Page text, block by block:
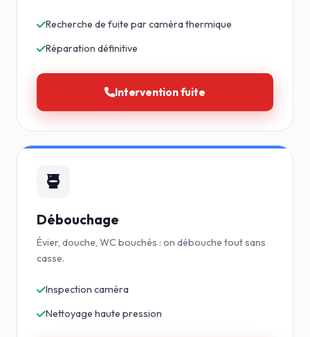
Recherche de fuite par caméra thermique
Réparation définitive
Intervention fuite
Débouchage
Évier, douche, WC bouchés : on débouche tout sans
casse.
Inspection caméra
Nettoyage haute pression